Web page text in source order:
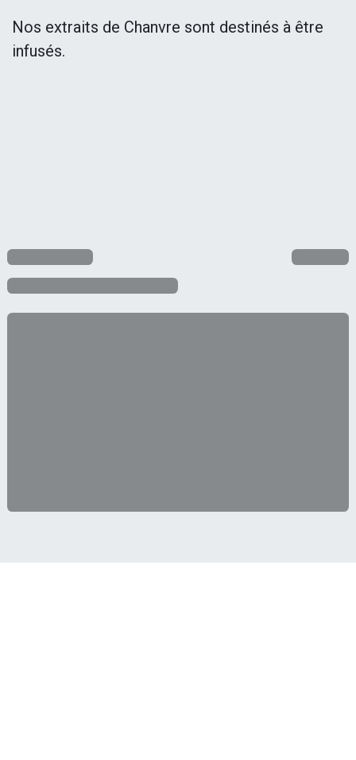
Nos extraits de Chanvre sont destinés à être
infusés.